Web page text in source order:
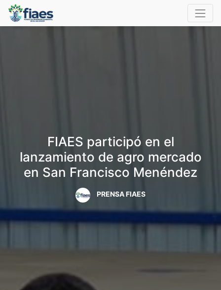
FIAES participó en el
lanzamiento de agro mercado
en San Francisco Menéndez
PRENSA FIAES